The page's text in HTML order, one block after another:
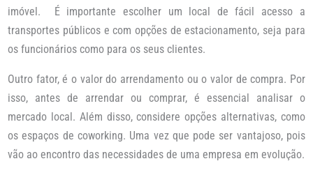
imóvel. É importante escolher um local de fácil acesso a
transportes públicos e com opções de estacionamento, seja para
os funcionários como para os seus clientes.
Outro fator, é o valor do arrendamento ou o valor de compra. Por
isso, antes de arrendar ou comprar, é essencial analisar o
mercado local. Além disso, considere opções alternativas, como
os espaços de coworking. Uma vez que pode ser vantajoso, pois
vão ao encontro das necessidades de uma empresa em evolução.